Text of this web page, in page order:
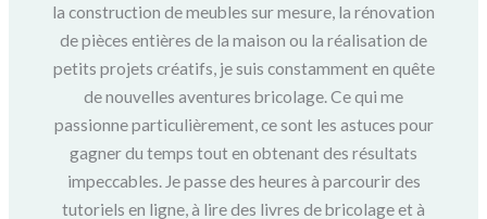
la construction de meubles sur mesure, la rénovation
de pièces entières de la maison ou la réalisation de
petits projets créatifs, je suis constamment en quête
de nouvelles aventures bricolage. Ce qui me
passionne particulièrement, ce sont les astuces pour
gagner du temps tout en obtenant des résultats
impeccables. Je passe des heures à parcourir des
tutoriels en ligne, à lire des livres de bricolage et à